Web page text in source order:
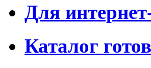
Для
Каталог